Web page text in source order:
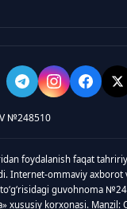
№248510
foydalanish faqat
Internet-ommaviy axborot
toʻgʻrisidagi guvohnoma
xususiy korxonasi. Manzil: